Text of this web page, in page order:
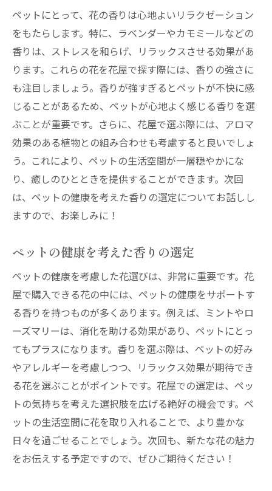
花屋が勧めるペットに優しい癒しの一輪
ペットの健康を考えた花のプロの提案
プロが教えるペットと花の安全な共存
花屋のおすすめペット癒しの花ガイド
ペットにとって、花の香りは心地よいリラクゼーション
をもたらします。特に、ラベンダーやカモミールなどの
香りは、ストレスを和らげ、リラックスさせる効果があ
ります。これらの花を花屋で探す際には、香りの強さに
も注目しましょう。香りが強すぎるとペットが不快に感
じることがあるため、ペットが心地よく感じる香りを選
ぶことが重要です。さらに、花屋で選ぶ際には、アロマ
効果のある植物との組み合わせも考慮すると良いでしょ
う。これにより、ペットの生活空間が一層穏やかにな
り、癒しのひとときを提供することができます。次回
は、ペットの健康を考えた香りの選定についてお話しし
ますので、お楽しみに！
ペットの健康を考えた香りの選定
ペットの健康を考慮した花選びは、非常に重要です。花
屋で購入できる花の中には、ペットの健康をサポートす
る香りを持つものが多くあります。例えば、ミントやロ
ーズマリーは、消化を助ける効果があり、ペットにとっ
てもプラスになります。香りを選ぶ際は、ペットの好み
やアレルギーを考慮しつつ、リラックス効果が期待でき
る花を選ぶことがポイントです。花屋での選定は、ペッ
トの気持ちを考えた選択肢を広げる絶好の機会です。ペ
ットの生活空間に花を取り入れることで、より豊かな
日々を過ごせることでしょう。次回も、新たな花の魅力
をお伝えする予定ですので、ぜひご期待ください！